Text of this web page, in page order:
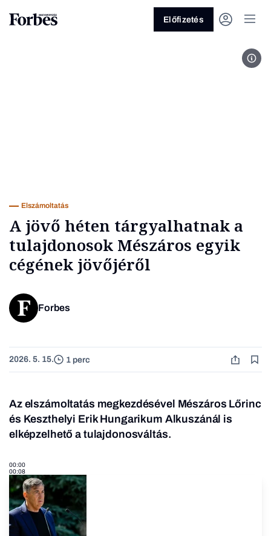
Üzlet
Előfizetés
Elszámoltatás
A jövő héten tárgyalhatnak a
tulajdonosok Mészáros egyik
cégének jövőjéről
Forbes
2026. 5. 15. 1 perc
Az elszámoltatás megkezdésével Mészáros Lőrinc
és Keszthelyi Erik Hungarikum Alkuszánál is
elképzelhető a tulajdonosváltás.
00:00
00:08